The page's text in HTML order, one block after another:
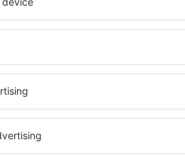
gebruikers vinden